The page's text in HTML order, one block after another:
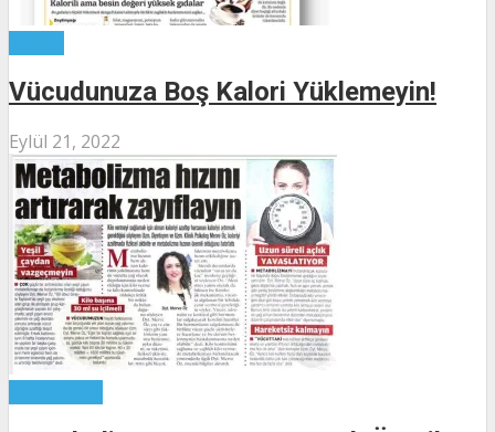
Vücudunuza Boş Kalori Yüklemeyin!
Eylül 21, 2022